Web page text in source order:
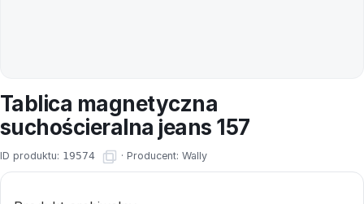
Tablica magnetyczna
suchościeralna jeans 157
ID produktu: 19574 · Producent: Wally